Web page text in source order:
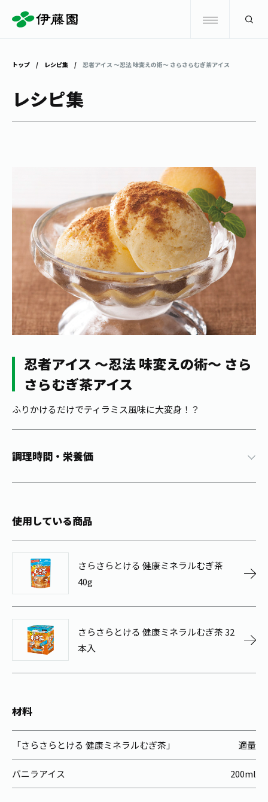
健康ミネラルむぎ茶
TULLY'S COFFEE
1日分の野菜
商品情報
ブランドから探す
カテゴリーから探す
キーワードから探す
お茶を知る・楽しむ
お茶を楽しむ
お茶のいれ方
動画ギャラリー
レシピ集
お茶を知る
お茶百科
茶産地育成事業
茶殻リサイクルシステム
お茶の妖精
体験・イベント
体験・イベント
見学・体験
お茶の複合型博物館
食育・イベント
新俳句大賞
Green Tea for Good
伊藤園レディス
店舗・通販
店舗・通販
伊藤園の店舗トップ
茶寮伊藤園
店舗検索
通信販売トップ
THE ITOEN
Inner CHARM
健康体
お客様相談室
企業情報 GLOBAL
トップ レシピ集 忍者アイス ～忍法 味変えの術～ さらさらむぎ茶アイス
レシピ集
忍者アイス ～忍法 味変えの術～ さら
さらむぎ茶アイス
ふりかけるだけでティラミス風味に大変身！？
調理時間・栄養価
使用している商品
さらさらとける 健康ミネラルむぎ茶
40g
さらさらとける 健康ミネラルむぎ茶 32
本入
材料
「さらさらとける 健康ミネラルむぎ茶」 適量
バニラアイス 200ml